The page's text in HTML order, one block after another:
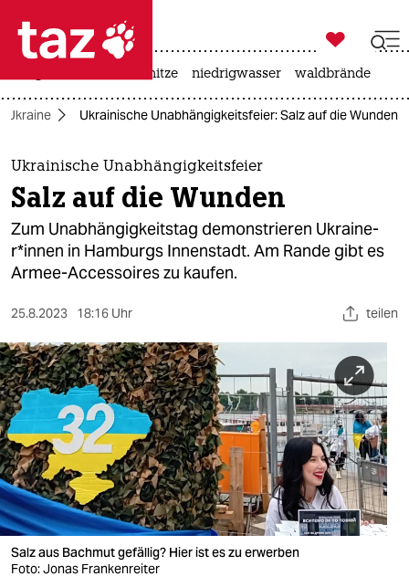
 taz zahl ich
taz zahl ich
themen
politik
öko
sport
berlin
nord
wahrheit
verlag
verlag

taz zahl ich
hitze niedrigwasser waldbrände
Ukraine Ukrainische Unabhängigkeitsfeier: Salz auf die Wunden
Ukrainische Unabhängigkeitsfeier
Salz auf die Wunden
Zum Unabhängigkeitstag demonstrieren Ukrai­ne­
r*in­nen in Hamburgs Innenstadt. Am Rande gibt es
Armee-Accessoires zu kaufen.
25.8.2023 18:16 Uhr teilen
Salz aus Bachmut gefällig? Hier ist es zu erwerben
Foto: Jonas Frankenreiter